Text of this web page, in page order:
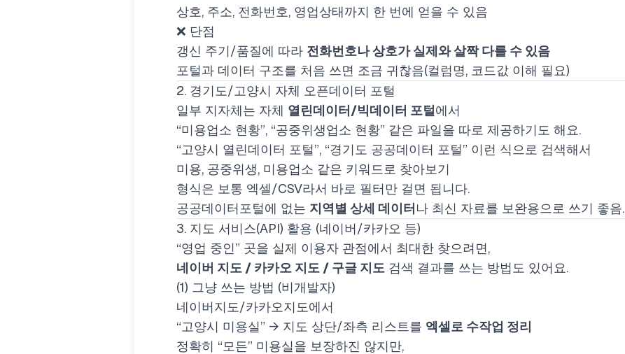
상호, 주소, 전화번호, 영업상태까지 한 번에 얻을 수 있음
❌ 단점
갱신 주기/품질에 따라 전화번호나 상호가 실제와 살짝 다를 수 있음
포털과 데이터 구조를 처음 쓰면 조금 귀찮음(컬럼명, 코드값 이해 필요)
2. 경기도/고양시 자체 오픈데이터 포털
일부 지자체는 자체 열린데이터/빅데이터 포털 에서
“미용업소 현황”, “공중위생업소 현황” 같은 파일을 따로 제공하기도 해요.
“고양시 열린데이터 포털”, “경기도 공공데이터 포털” 이런 식으로 검색해서
미용, 공중위생, 미용업소 같은 키워드로 찾아보기
형식은 보통 엑셀/CSV라서 바로 필터만 걸면 됩니다.
공공데이터포털에 없는 지역별 상세 데이터 나 최신 자료를 보완용으로 쓰기 좋음.
3. 지도 서비스(API) 활용 (네이버/카카오 등)
“영업 중인” 곳을 실제 이용자 관점에서 최대한 찾으려면,
네이버 지도 / 카카오 지도 / 구글 지도 검색 결과를 쓰는 방법도 있어요.
(1) 그냥 쓰는 방법 (비개발자)
네이버지도/카카오지도에서
“고양시 미용실” → 지도 상단/좌측 리스트를 엑셀로 수작업 정리
정확히 “모든” 미용실을 보장하진 않지만,